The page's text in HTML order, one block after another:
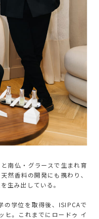
南仏・グラースで生まれ育
然香料の開発にも携わり、
生み出している。
の学位を取得後、ISIPCAで
ヒ。これまでにロードゥ イ